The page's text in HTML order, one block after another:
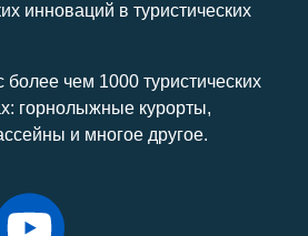
инноваций в туристических
чем 1000 туристических
горнолыжные курорты,
и многое другое.